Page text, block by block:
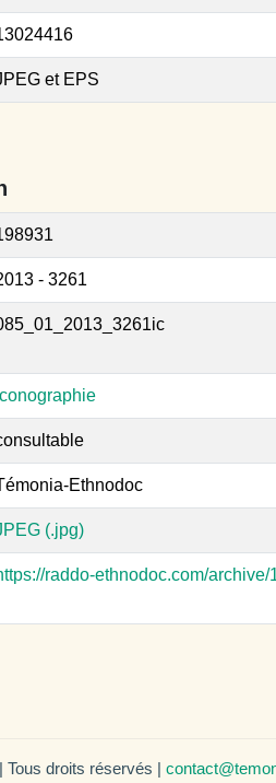
et EPS
- 3261
Iconographie
Ethnodoc
(.jpg)
raddo-ethnodoc.com/archive/
| Tous droits réservés |